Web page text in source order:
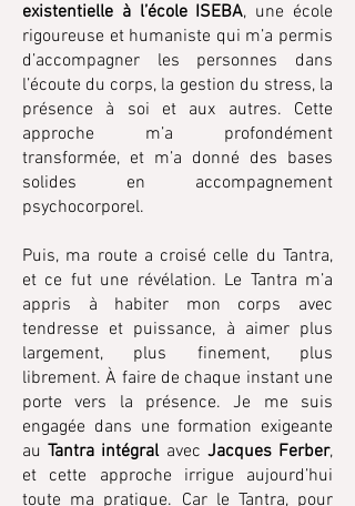
existentielle à l’école ISEBA, une école
rigoureuse et humaniste qui m’a permis
d’accompagner les personnes dans
l’écoute du corps, la gestion du stress, la
présence à soi et aux autres. Cette
approche m’a profondément
transformée, et m’a donné des bases
solides en accompagnement
psychocorporel.
Puis, ma route a croisé celle du Tantra,
et ce fut une révélation. Le Tantra m’a
appris à habiter mon corps avec
tendresse et puissance, à aimer plus
largement, plus finement, plus
librement. À faire de chaque instant une
porte vers la présence. Je me suis
engagée dans une formation exigeante
auTantra intégral avec Jacques Ferber,
et cette approche irrigue aujourd’hui
toute ma pratique. Car le Tantra, pour